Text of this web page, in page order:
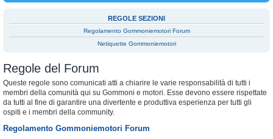
REGOLE SEZIONI
Regolamento Gommoniemotori Forum
Netiquette Gommoniemotori
Regole del Forum
Queste regole sono comunicati atti a chiarire le varie responsabilità di tutti i
membri della comunità qui su Gommoni e motori. Esse devono essere rispettate
da tutti al fine di garantire una divertente e produttiva esperienza per tutti gli
ospiti e i membri della community.
Regolamento Gommoniemotori Forum